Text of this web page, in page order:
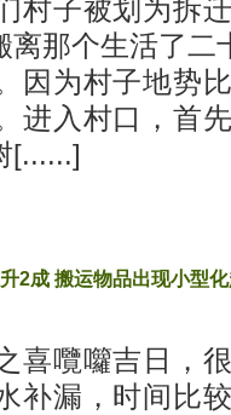
村子被划为拆
离那个生活了二
因为村子地势
进入村口，首
[......]
2成 搬运物品出现小型
喜囕囖吉日，
补漏，时间比